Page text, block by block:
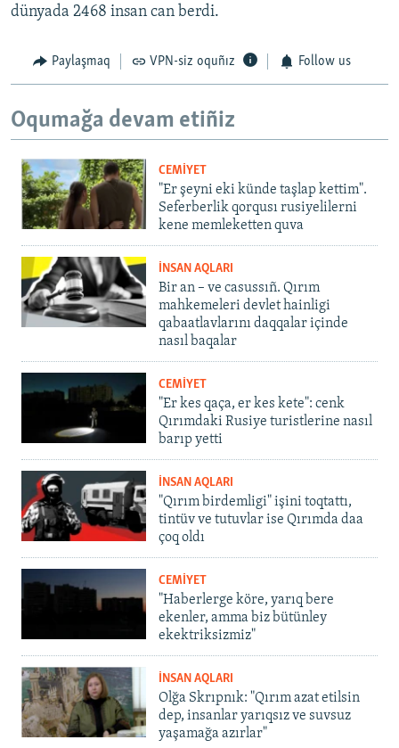
dünyada 2468 insan can berdi.
Paylaşmaq VPN-siz oquñız Follow us
Oqumağa devam etiñiz
CEMİYET
"Er şeyni eki künde taşlap kettim".
Seferberlik qorqusı rusiyelilerni
kene memleketten quva
İNSAN AQLARI
Bir an – ve casussıñ. Qırım
mahkemeleri devlet hainligi
qabaatlavlarını daqqalar içinde
nasıl baqalar
CEMİYET
"Er kes qaça, er kes kete": cenk
Qırımdaki Rusiye turistlerine nasıl
barıp yetti
İNSAN AQLARI
"Qırım birdemligi" işini toqtattı,
tintüv ve tutuvlar ise Qırımda daa
çoq oldı
CEMİYET
"Haberlerge köre, yarıq bere
ekenler, amma biz bütünley
ekektriksizmiz"
İNSAN AQLARI
Olğa Skrıpnık: "Qırım azat etilsin
dep, insanlar yarıqsız ve suvsuz
yaşamağa azırlar"